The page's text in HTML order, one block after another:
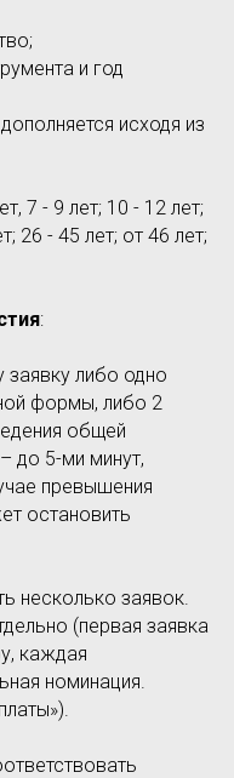
и год
исходя из
7 - 9 лет; 10 - 12 лет;
26 - 45 лет; от 46 лет;
:
заявку либо одно
формы, либо 2
общей
до 5-ми минут,
превышения
остановить
несколько заявок.
(первая заявка
каждая
номинация.